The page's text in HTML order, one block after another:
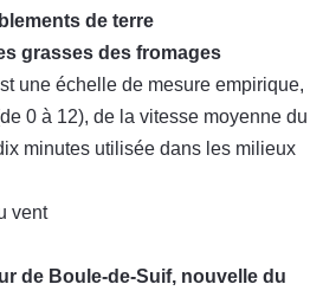
de terre
grasses des fromages
une échelle de mesure empirique,
0 à 12), de la vitesse moyenne du
minutes utilisée dans les milieux
vent
de Boule-de-Suif, nouvelle du